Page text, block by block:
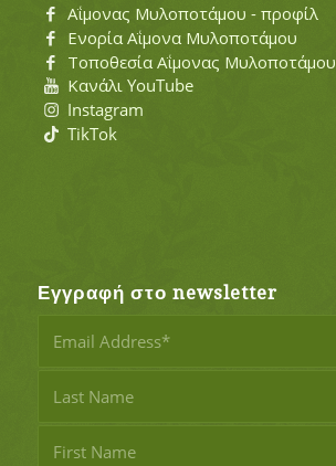
Αΐμονας Μυλοποτάμου - προφίλ
Ενορία Αΐμονα Μυλοποτάμου
Τοποθεσία Αΐμονας Μυλοποτάμου
Κανάλι YouTube
Instagram
TikTok
Εγγραφή στο newsletter